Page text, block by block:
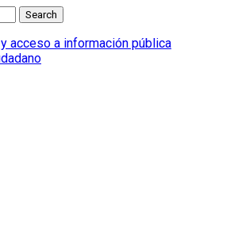
Search
acceso a información pública